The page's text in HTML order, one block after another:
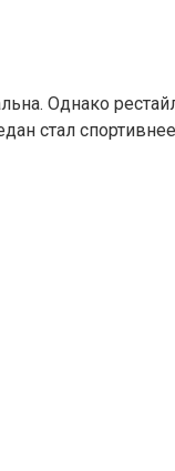
Однако
стал